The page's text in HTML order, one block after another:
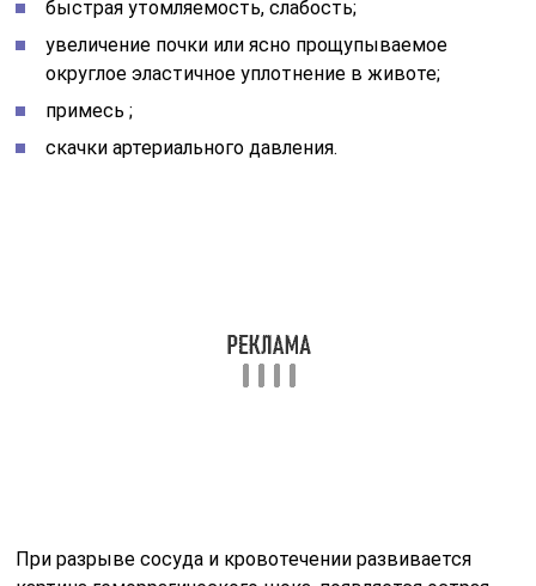
полость, формируется картина «острого живота».
печени.